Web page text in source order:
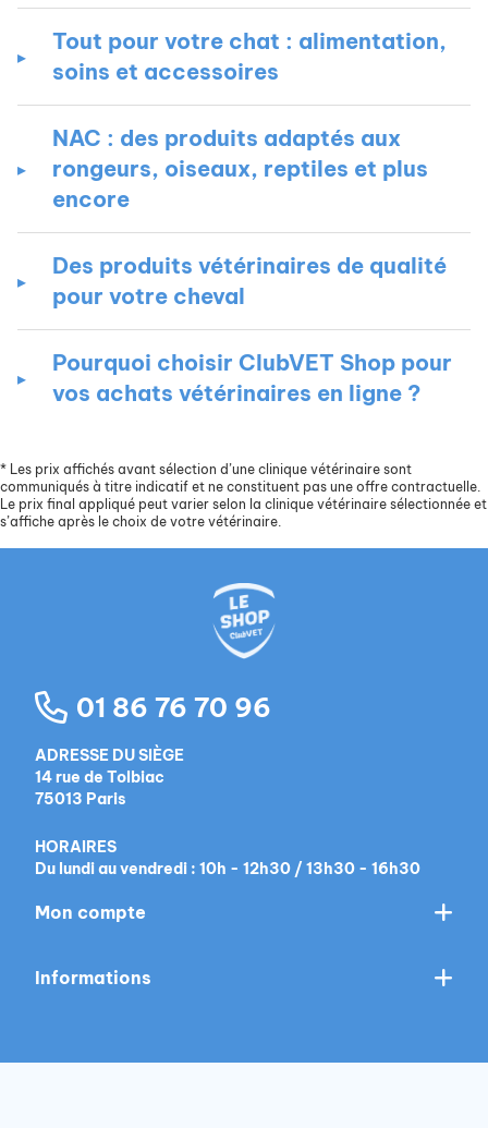
Tout pour votre chat : alimentation,
soins et accessoires
NAC : des produits adaptés aux
rongeurs, oiseaux, reptiles et plus
encore
Des produits vétérinaires de qualité
pour votre cheval
Pourquoi choisir ClubVET Shop pour
vos achats vétérinaires en ligne ?
* Les prix affichés avant sélection d’une clinique vétérinaire sont
communiqués à titre indicatif et ne constituent pas une offre contractuelle.
Le prix final appliqué peut varier selon la clinique vétérinaire sélectionnée et
s’affiche après le choix de votre vétérinaire.
01 86 76 70 96
ADRESSE DU SIÈGE
14 rue de Tolbiac
75013 Paris
HORAIRES
Du lundi au vendredi : 10h - 12h30 / 13h30 - 16h30
Mon compte
Informations